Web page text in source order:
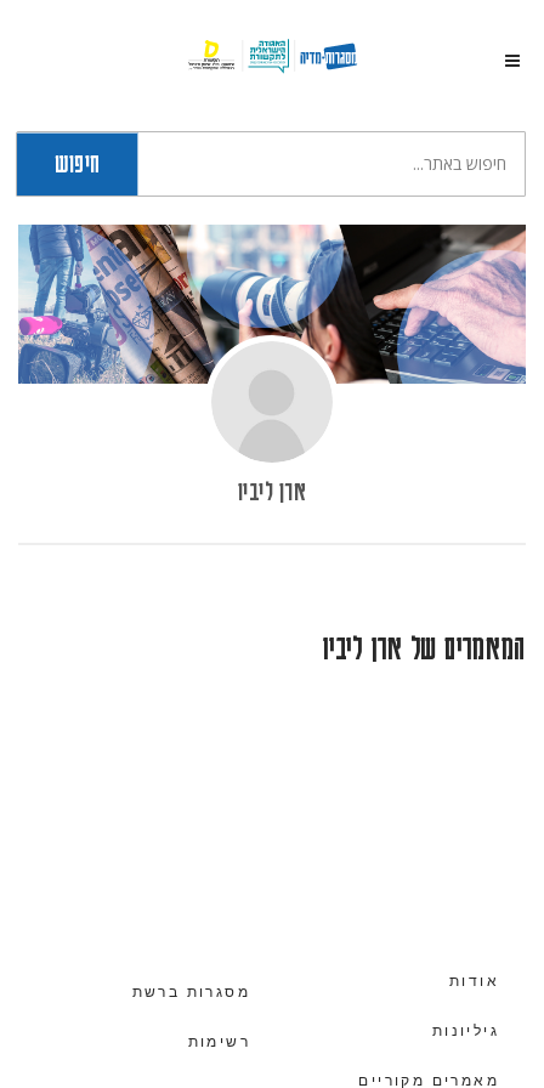
חיפוש
ארן ליביו
המאמרים של ארן ליביו
אודות
גיליונות
מאמרים מקוריים
מסגרות ברשת
רשימות